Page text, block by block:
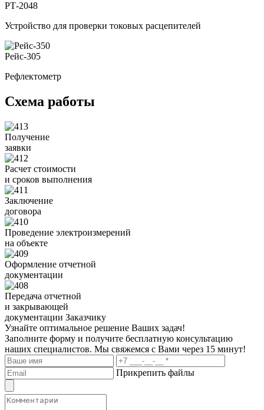
РТ-2048
Устройство для проверки токовых расцепителей
Рейс-305
Рефлектометр
Схема работы
Получение
заявки
Расчет стоимости
и сроков выполнения
Заключение
договора
Проведение электроизмерений
на объекте
Оформление отчетной
документации
Передача отчетной
и закрывающей
документации Заказчику
Узнайте оптимальное решение Ваших задач!
Заполните форму и получите бесплатную консультацию
наших специалистов. Мы свяжемся с Вами через 15 минут!
Прикрепить файлы